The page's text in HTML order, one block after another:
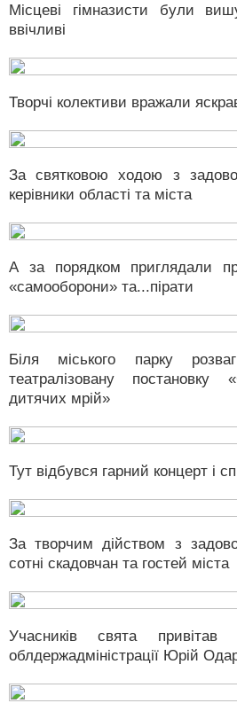
Місцеві гімназисти були
ввічливі
Творчі колективи вражали
За святковою ходою з
керівники області та міста
А за порядком приглядали
«самооборони» та...пірати
Біля міського парку
театралізовану постановку
дитячих мрій»
Тут відбувся гарний концерт і
За творчим дійством з
сотні скадовчан та гостей міста
Учасників свята привітав
облдержадміністрації Юрій